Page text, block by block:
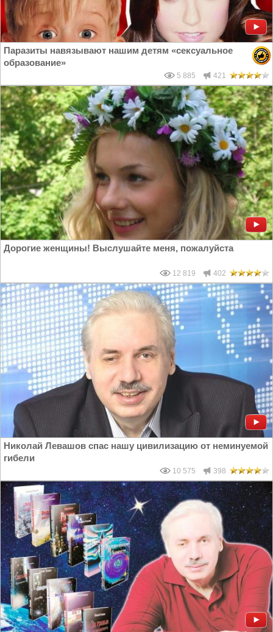
Паразиты навязывают нашим детям «сексуальное
образование»
5 885 421
Дорогие женщины! Выслушайте меня, пожалуйста
12 819 402
Николай Левашов спас нашу цивилизацию от неминуемой
гибели
10 575 398